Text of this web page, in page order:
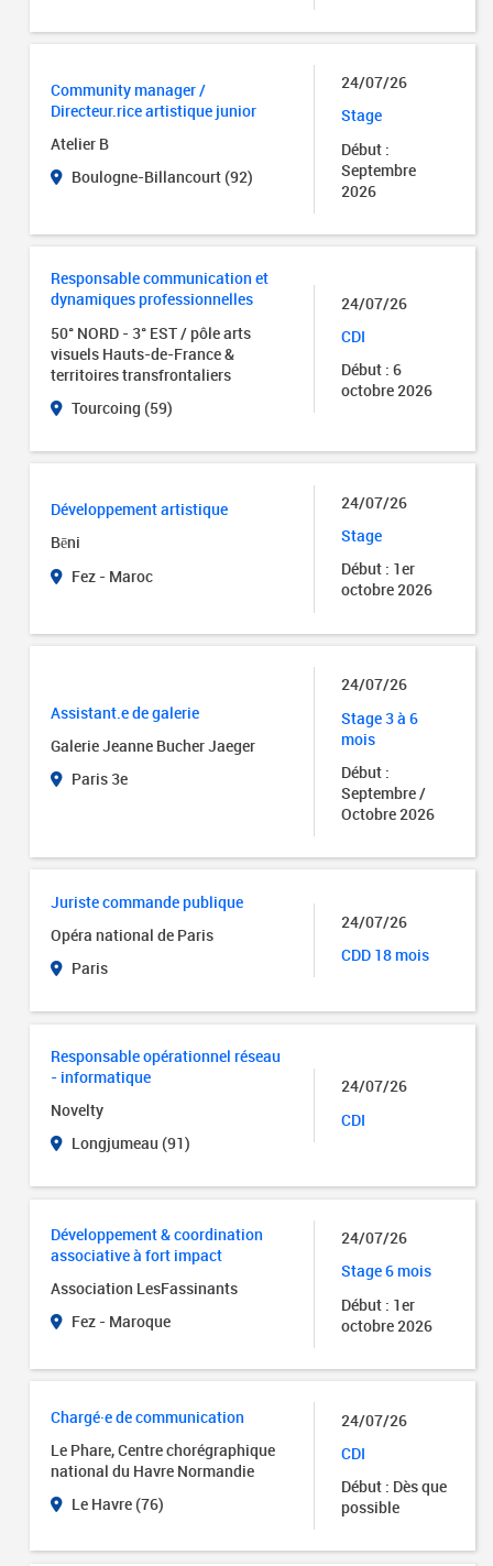
Community manager /
Directeur.rice artistique junior
Atelier B
Boulogne-Billancourt (92)
24/07/26
Stage
Début :
Septembre
2026
Responsable communication et
dynamiques professionnelles
50° NORD - 3° EST / pôle arts
visuels Hauts-de-France &
territoires transfrontaliers
Tourcoing (59)
24/07/26
CDI
Début : 6
octobre 2026
Développement artistique
Bēni
Fez - Maroc
24/07/26
Stage
Début : 1er
octobre 2026
Assistant.e de galerie
Galerie Jeanne Bucher Jaeger
Paris 3e
24/07/26
Stage 3 à 6
mois
Début :
Septembre /
Octobre 2026
Juriste commande publique
Opéra national de Paris
Paris
24/07/26
CDD 18 mois
Responsable opérationnel réseau
- informatique
Novelty
Longjumeau (91)
24/07/26
CDI
Développement & coordination
associative à fort impact
Association LesFassinants
Fez - Maroque
24/07/26
Stage 6 mois
Début : 1er
octobre 2026
Chargé·e de communication
Le Phare, Centre chorégraphique
national du Havre Normandie
Le Havre (76)
24/07/26
CDI
Début : Dès que
possible